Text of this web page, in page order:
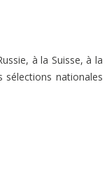
à la Suisse, à la
nationales